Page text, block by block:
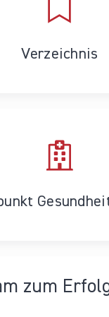
Verzeichnis
zum